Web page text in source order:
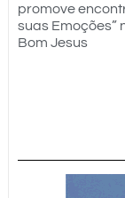
promove
suas Emoções”
Bom Jesus